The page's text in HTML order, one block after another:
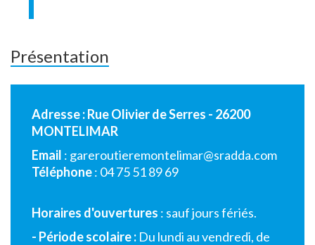
Présentation
Adresse : Rue Olivier de Serres - 26200
MONTELIMAR
Email : gareroutieremontelimar@sradda.com
Téléphone: 04 75 51 89 69
Horaires d'ouvertures : sauf jours fériés.
- Période scolaire : Du lundi au vendredi, de